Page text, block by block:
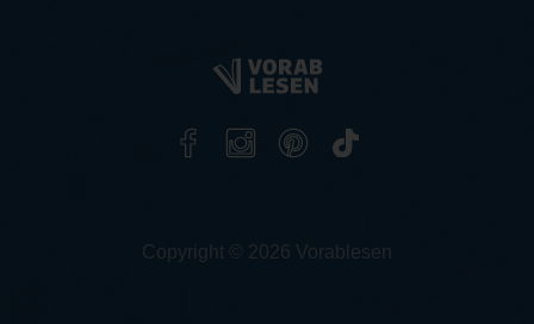
Copyright © 2026 Vorablesen